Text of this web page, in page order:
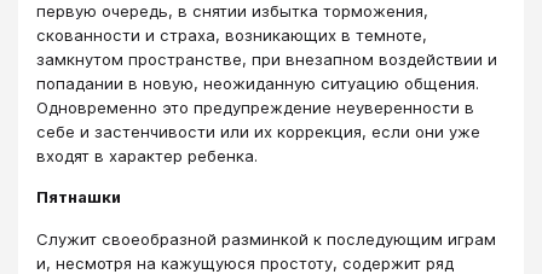
первую очередь, в снятии избытка торможения,
скованности и страха, возникающих в темноте,
замкнутом пространстве, при внезапном воздействии и
попадании в новую, неожиданную ситуацию общения.
Одновременно это предупреждение неуверенности в
себе и застенчивости или их коррекция, если они уже
входят в характер ребенка.
Пятнашки
Служит своеобразной разминкой к последующим играм
и, несмотря на кажущуюся простоту, содержит ряд